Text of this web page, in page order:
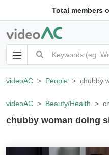
Total members
videoAC People chubby
videoAC Beauty/Health
chubby woman doing